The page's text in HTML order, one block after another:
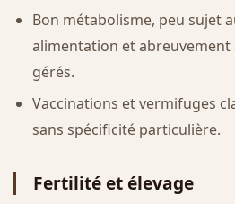
Bon métabolisme, peu sujet
alimentation et
gérés.
Vaccinations et vermifuges
sans spécificité particulière.
Fertilité et élevage